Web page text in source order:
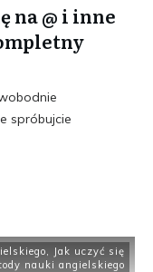
na @ i inne
spróbujcie
Jak uczyć się
nauki angielskiego